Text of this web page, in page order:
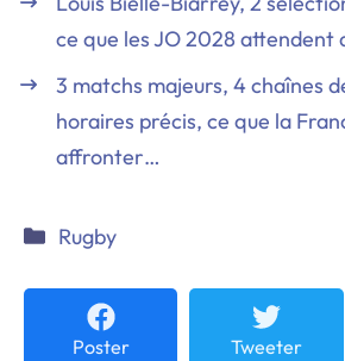
ce que les JO 2028 attendent
3 matchs majeurs, 4 chaînes
horaires précis, ce que la
affronter…
Catégories
Rugby
Poster Tweeter